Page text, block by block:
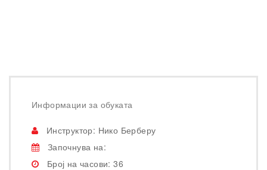
Информации за обуката
Инструктор: Нико Берберу
Започнува на:
Број на часови: 36